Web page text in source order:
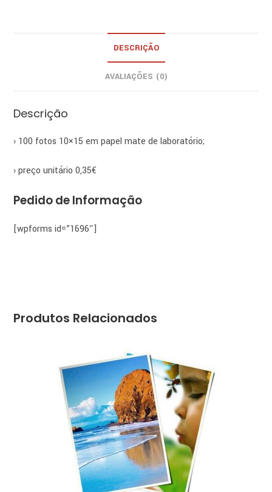
DESCRIÇÃO
AVALIAÇÕES (0)
Descrição
› 100 fotos 10×15 em papel mate de laboratório;
› preço unitário 0,35€
Pedido de Informação
[wpforms id=”1696″]
Produtos Relacionados